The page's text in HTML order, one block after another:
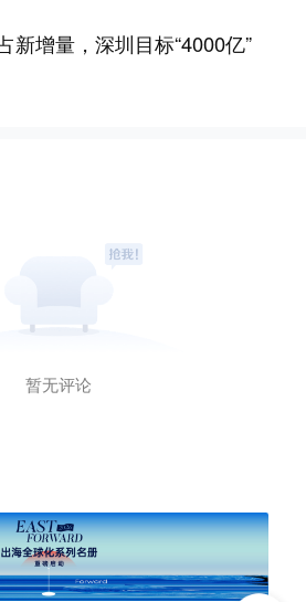
新增量，深圳目标“4000亿”
暂无评论